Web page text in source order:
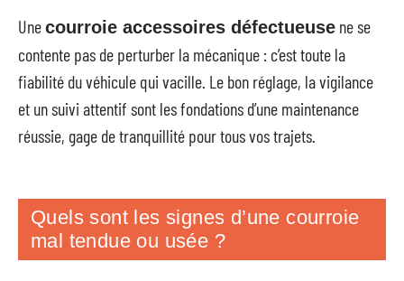
Unecourroie accessoires défectueuse ne se
contente pas de perturber la mécanique : c’est toute la
fiabilité du véhicule qui vacille. Le bon réglage, la vigilance
et un suivi attentif sont les fondations d’une maintenance
réussie, gage de tranquillité pour tous vos trajets.
Quels sont les signes d’une courroie
mal tendue ou usée ?